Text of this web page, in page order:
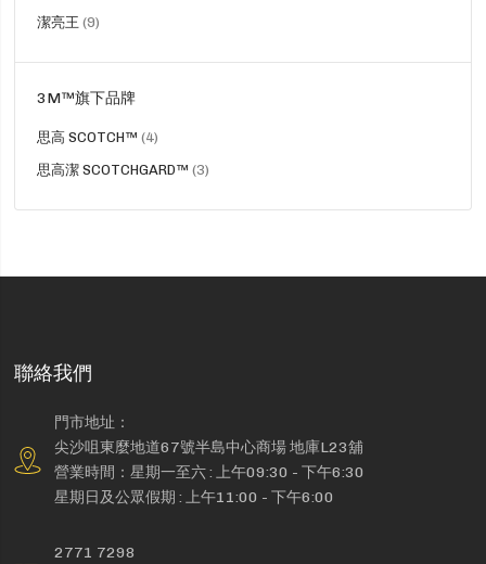
潔亮王 9貨
3M™旗下品牌
思高 SCOTCH™ 4貨
思高潔 SCOTCHGARD™ 3貨
聯絡我們
門市地址：
尖沙咀東麼地道67號半島中心商場 地庫L23舖
營業時間：星期一至六 : 上午09:30 - 下午6:30
星期日及公眾假期 : 上午11:00 - 下午6:00
2771 7298